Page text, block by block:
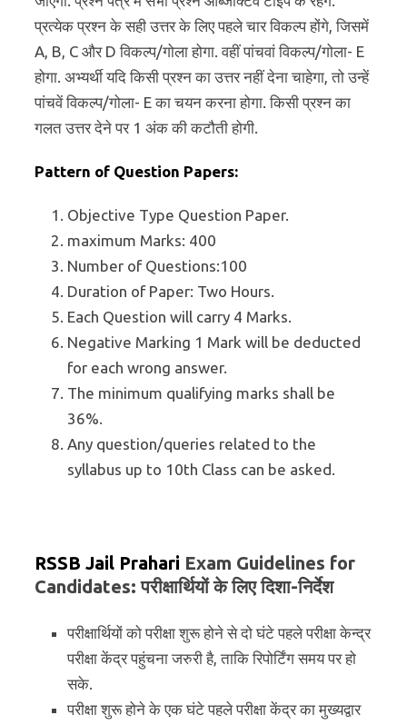
प्रत्येक प्रश्न के सही उत्तर के लिए पहले चार विकल्प होंगे, जिसमें
A, B, C और D विकल्प/गोला होगा. वहीं पांचवां विकल्प/गोला- E
होगा. अभ्यर्थी यदि किसी प्रश्न का उत्तर नहीं देना चाहेगा, तो उन्हें
पांचवें विकल्प/गोला- E का चयन करना होगा. किसी प्रश्न का
गलत उत्तर देने पर 1 अंक की कटौती होगी.
Pattern of Question Papers:
Objective Type Question Paper.
maximum Marks: 400
Number of Questions:100
Duration of Paper: Two Hours.
Each Question will carry 4 Marks.
Negative Marking 1 Mark will be deducted
for each wrong answer.
The minimum qualifying marks shall be
36%.
Any question/queries related to the
syllabus up to 10th Class can be asked.
RSSB Jail Prahari Exam Guidelines for
Candidates: परीक्षार्थियों के लिए दिशा-निर्देश
परीक्षार्थियों को परीक्षा शुरू होने से दो घंटे पहले परीक्षा केन्द्र
परीक्षा केंद्र पहुंचना जरुरी है, ताकि रिपोर्टिंग समय पर हो
सके.
परीक्षा शुरू होने के एक घंटे पहले परीक्षा केंद्र का मुख्यद्वार